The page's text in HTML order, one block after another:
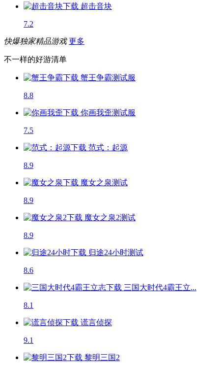
超击音块
7.2
快爆独家精品游戏 更多
不一样的好游清单
蟹王争霸测试服
8.8
你画我歪测试服
7.5
范式：起源
8.9
魔女之泉测试
8.9
魔女之泉2测试
8.9
归途24小时测试
8.6
三国大时代4霸王立...
8.1
谎言侦探
9.1
黎明三国2